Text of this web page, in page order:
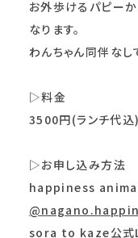
お外歩けるパピー
なります。
わんちゃん同伴な
▷料金
3500円(ランチ代込)
▷お申し込み方法
happiness
sora to kaze公式